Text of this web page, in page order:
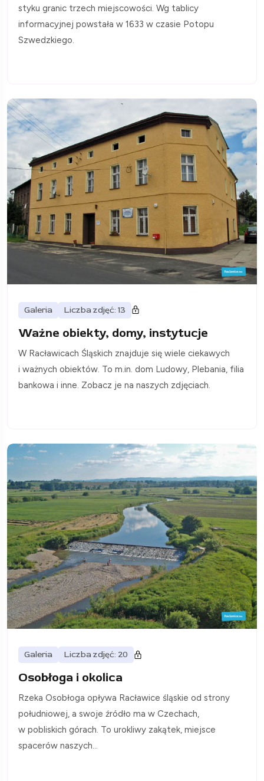
styku granic trzech miejscowości. Wg tablicy
informacyjnej powstała w 1633 w czasie Potopu
Szwedzkiego.
Galeria Liczba zdjęć: 13
Ważne obiekty, domy, instytucje
W Racławicach Śląskich znajduje się wiele ciekawych
i ważnych obiektów. To m.in. dom Ludowy, Plebania, filia
bankowa i inne. Zobacz je na naszych zdjęciach.
Galeria Liczba zdjęć: 20
Osobłoga i okolica
Rzeka Osobłoga opływa Racławice śląskie od strony
południowej, a swoje źródło ma w Czechach,
w pobliskich górach. To urokliwy zakątek, miejsce
spacerów naszych...